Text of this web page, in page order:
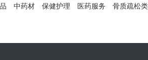
中药材 保健护理 医药服务 骨质疏松